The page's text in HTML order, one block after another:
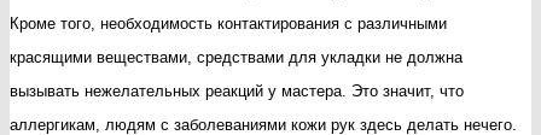
Кроме того, необходимость контактирования с различными
красящими веществами, средствами для укладки не должна
вызывать нежелательных реакций у мастера. Это значит, что
аллергикам, людям с заболеваниями кожи рук здесь делать нечего.